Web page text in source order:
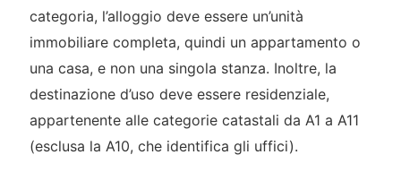
categoria, l’alloggio deve essere un’unità
immobiliare completa, quindi un appartamento o
una casa, e non una singola stanza. Inoltre, la
destinazione d’uso deve essere residenziale,
appartenente alle categorie catastali da A1 a A11
(esclusa la A10, che identifica gli uffici).